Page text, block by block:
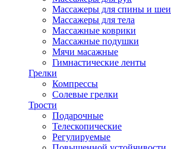
Массажеры для спины и шеи
Массажеры для тела
Массажные коврики
Массажные подушки
Мячи масажные
Гимнастические ленты
Грелки
Компрессы
Солевые грелки
Трости
Подарочные
Телескопические
Регулируемые